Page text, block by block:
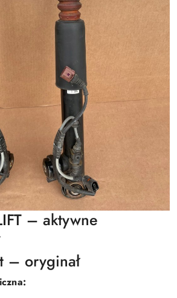
– aktywne
– oryginał